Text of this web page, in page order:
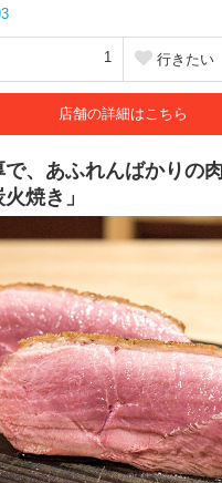
1 行きたい
店舗の詳細はこちら
、あふれんばかりの
焼き」